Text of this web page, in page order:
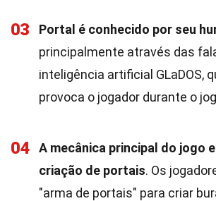
03 Portal é conhecido por seu
principalmente através das
inteligência artificial GLaDOS,
provoca o jogador durante o
04
A mecânica principal do jogo
criação de portais. Os
"arma de portais" para criar